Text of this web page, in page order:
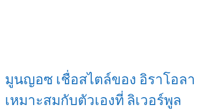
มูนญอซ เชื่อสไตล์ของ อิราโอลา
เหมาะสมกับตัวเองที่ ลิเวอร์พูล